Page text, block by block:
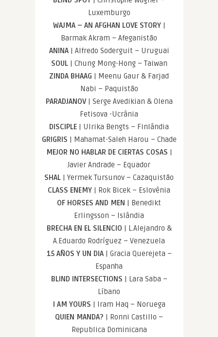
Luxemburgo
WAJMA – AN AFGHAN LOVE STORY|
Barmak Akram – Afeganistão
ANINA| Alfredo Soderguit – Uruguai
SOUL| Chung Mong-Hong – Taiwan
ZINDA BHAAG | Meenu Gaur & Farjad
Nabi – Paquistão
PARADJANOV| Serge Avedikian & Olena
Fetisova -Ucrânia
DISCIPLE | Ulrika Bengts – Finlândia
GRIGRIS | Mahamat-Saleh Harou – Chade
MEJOR NO HABLAR DE CIERTAS COSAS |
Javier Andrade – Equador
SHAL | Yermek Tursunov – Cazaquistão
CLASS ENEMY | Rok Bicek – Eslovênia
OF HORSES AND MEN | Benedikt
Erlingsson – Islândia
BRECHA EN EL SILENCIO | L.Alejandro &
A.Eduardo Rodríguez – Venezuela
15 AÑOS Y UN DIA| Gracia Querejeta –
Espanha
BLIND INTERSECTIONS | Lara Saba –
Líbano
I AM YOURS | Iram Haq – Noruega
QUIEN MANDA? | Ronni Castillo –
Republica Dominicana